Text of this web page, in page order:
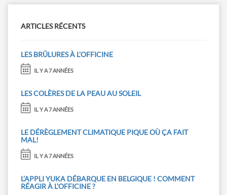
ARTICLES RÉCENTS
LES BRÛLURES À L’OFFICINE
IL Y A 7 ANNÉES
LES COLÈRES DE LA PEAU AU SOLEIL
IL Y A 7 ANNÉES
LE DÉRÈGLEMENT CLIMATIQUE PIQUE OÙ ÇA FAIT
MAL!
IL Y A 7 ANNÉES
L’APPLI YUKA DÉBARQUE EN BELGIQUE ! COMMENT
RÉAGIR À L'OFFICINE ?